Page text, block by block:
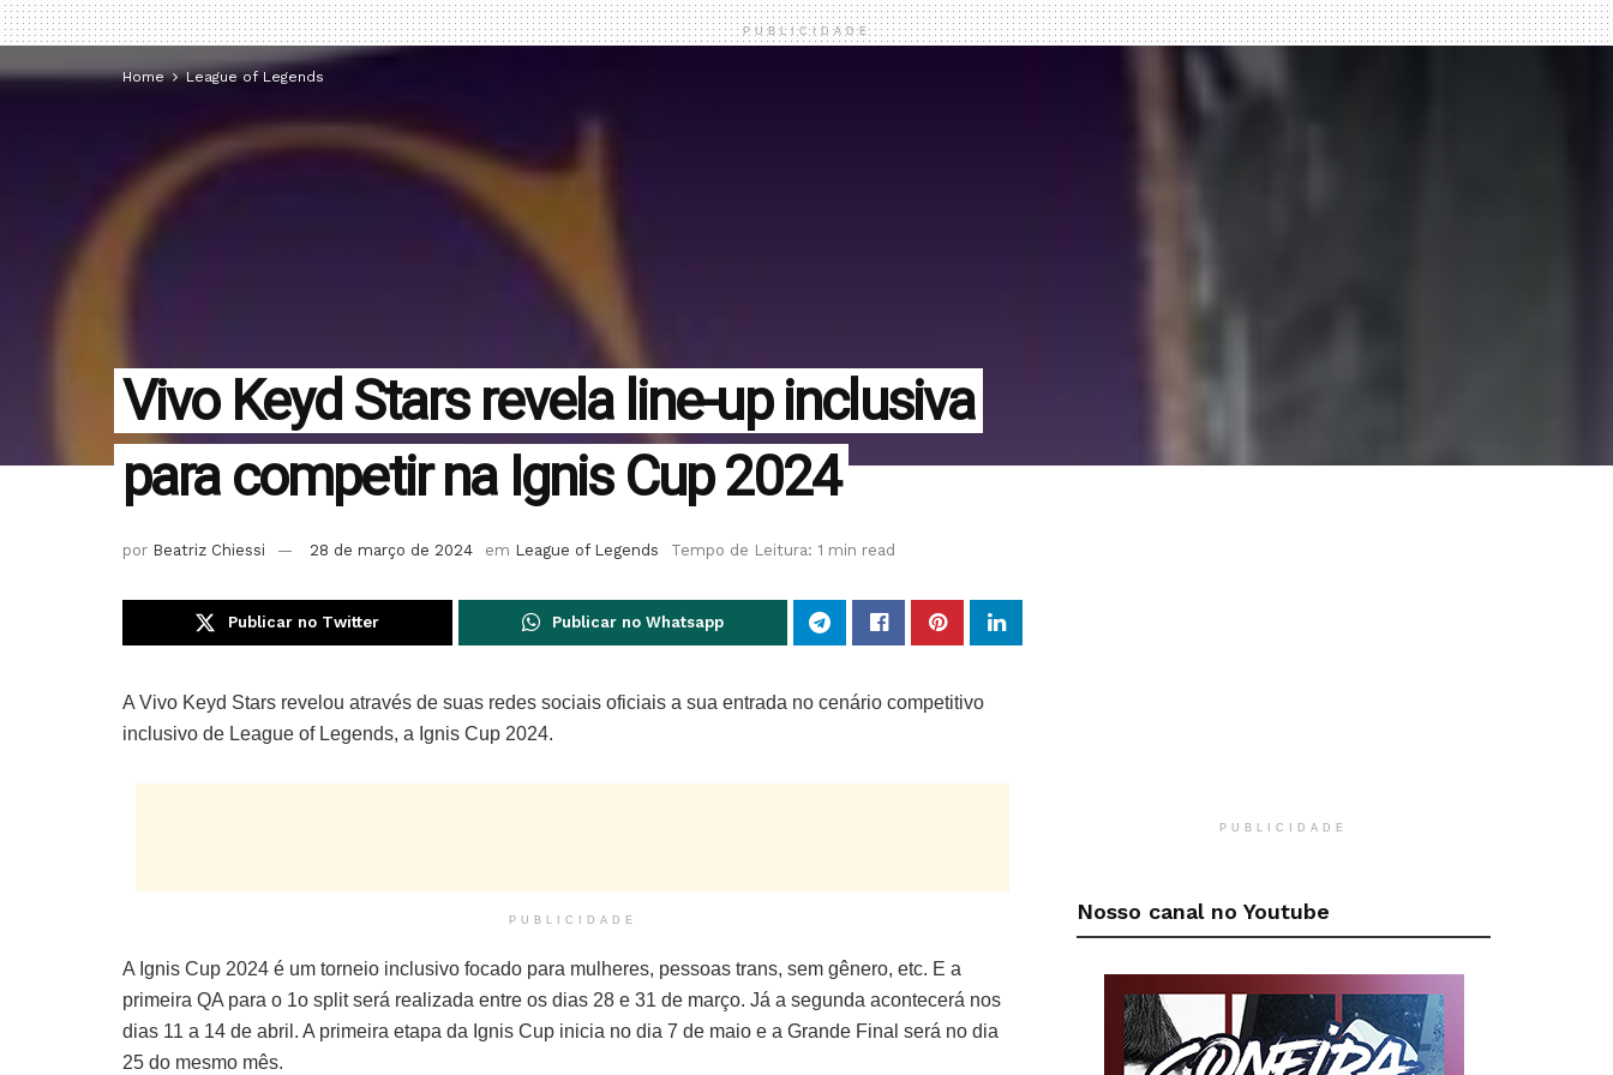
PUBLICIDADE
Home League of Legends
Vivo Keyd Stars revela line-up inclusiva
para competir na Ignis Cup 2024
por Beatriz Chiessi 28 de março de 2024 em League of Legends Tempo de Leitura: 1 min read
Publicar no Twitter Publicar no Whatsapp
A Vivo Keyd Stars revelou através de suas redes sociais oficiais a sua entrada no cenário competitivo
inclusivo de League of Legends, a Ignis Cup 2024.
PUBLICIDADE
A Ignis Cup 2024 é um torneio inclusivo focado para mulheres, pessoas trans, sem gênero, etc. E a
primeira QA para o 1o split será realizada entre os dias 28 e 31 de março. Já a segunda acontecerá nos
dias 11 a 14 de abril. A primeira etapa da Ignis Cup inicia no dia 7 de maio e a Grande Final será no dia
25 do mesmo mês.
PUBLICIDADE
Nosso canal no Youtube